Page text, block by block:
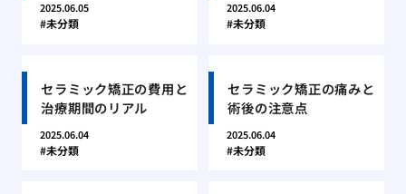
2025.06.05
未分類
2025.06.04
未分類
セラミック矯正の費用と
治療期間のリアル
2025.06.04
未分類
セラミック矯正の痛みと
術後の注意点
2025.06.04
未分類